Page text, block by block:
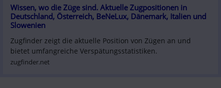
Wissen, wo die Züge sind. Aktuelle Zugpositionen in
Deutschland, Österreich, BeNeLux, Dänemark, Italien und
Slowenien
Zugfinder zeigt die aktuelle Position von Zügen an und
bietet umfangreiche Verspätungsstatistiken.
zugfinder.net